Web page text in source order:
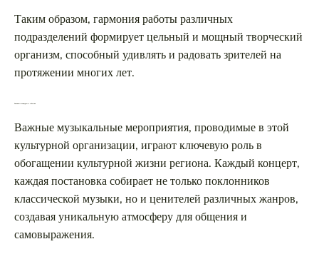
Таким образом, гармония работы различных
подразделений формирует цельный и мощный творческий
организм, способный удивлять и радовать зрителей на
протяжении многих лет.
Значимые концерты и события
Важные музыкальные мероприятия, проводимые в этой
культурной организации, играют ключевую роль в
обогащении культурной жизни региона. Каждый концерт,
каждая постановка собирает не только поклонников
классической музыки, но и ценителей различных жанров,
создавая уникальную атмосферу для общения и
самовыражения.